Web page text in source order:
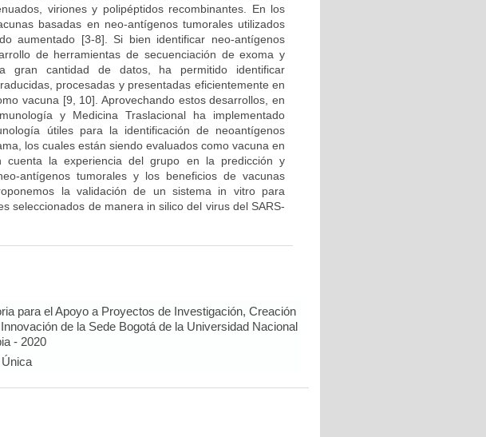
viriones y polipéptidos recombinantes. En los
basadas en neo-antígenos tumorales utilizados
aumentado [3-8]. Si bien identificar neo-antígenos
de herramientas de secuenciación de exoma y
gran cantidad de datos, ha permitido identificar
procesadas y presentadas eficientemente en
vacuna [9, 10]. Aprovechando estos desarrollos, en
y Medicina Traslacional ha implementado
útiles para la identificación de neoantígenos
los cuales están siendo evaluados como vacuna en
cuenta la experiencia del grupo en la predicción y
antígenos tumorales y los beneficios de vacunas
la validación de un sistema in vitro para
seleccionados de manera in silico del virus del SARS-
para el Apoyo a Proyectos de Investigación, Creación
de la Sede Bogotá de la Universidad Nacional
- 2020